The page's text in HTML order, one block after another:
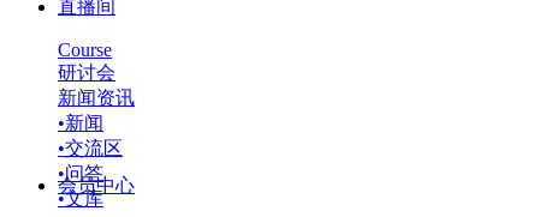
直播间
Course
研讨会
新闻资讯
•新闻
•交流区
•问答
•文库
会员中心